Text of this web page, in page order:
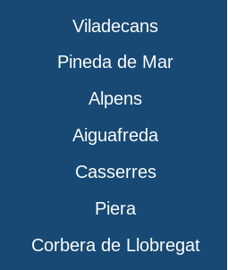
Viladecans
Pineda de Mar
Alpens
Aiguafreda
Casserres
Piera
Corbera de Llobregat